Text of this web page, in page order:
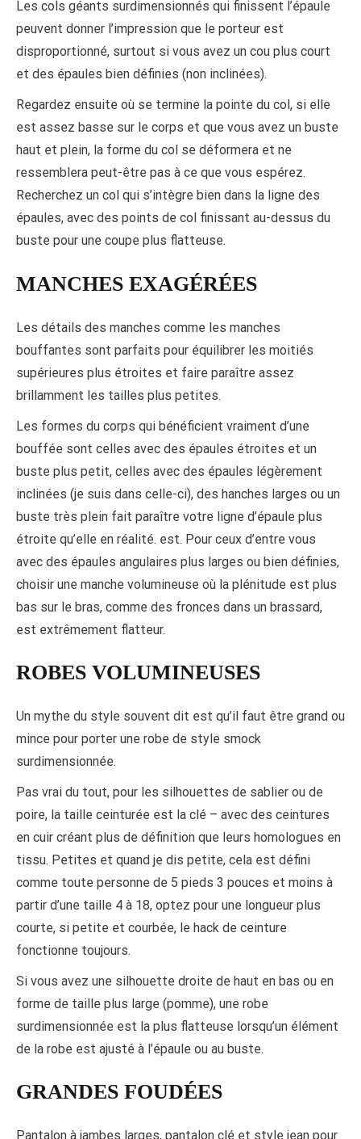
Les cols géants surdimensionnés qui finissent l’épaule
peuvent donner l’impression que le porteur est
disproportionné, surtout si vous avez un cou plus court
et des épaules bien définies (non inclinées).
Regardez ensuite où se termine la pointe du col, si elle
est assez basse sur le corps et que vous avez un buste
haut et plein, la forme du col se déformera et ne
ressemblera peut-être pas à ce que vous espérez.
Recherchez un col qui s’intègre bien dans la ligne des
épaules, avec des points de col finissant au-dessus du
buste pour une coupe plus flatteuse.
MANCHES EXAGÉRÉES
Les détails des manches comme les manches
bouffantes sont parfaits pour équilibrer les moitiés
supérieures plus étroites et faire paraître assez
brillamment les tailles plus petites.
Les formes du corps qui bénéficient vraiment d’une
bouffée sont celles avec des épaules étroites et un
buste plus petit, celles avec des épaules légèrement
inclinées (je suis dans celle-ci), des hanches larges ou un
buste très plein fait paraître votre ligne d’épaule plus
étroite qu’elle en réalité. est. Pour ceux d’entre vous
avec des épaules angulaires plus larges ou bien définies,
choisir une manche volumineuse où la plénitude est plus
bas sur le bras, comme des fronces dans un brassard,
est extrêmement flatteur.
ROBES VOLUMINEUSES
Un mythe du style souvent dit est qu’il faut être grand ou
mince pour porter une robe de style smock
surdimensionnée.
Pas vrai du tout, pour les silhouettes de sablier ou de
poire, la taille ceinturée est la clé – avec des ceintures
en cuir créant plus de définition que leurs homologues en
tissu. Petites et quand je dis petite, cela est défini
comme toute personne de 5 pieds 3 pouces et moins à
partir d’une taille 4 à 18, optez pour une longueur plus
courte, si petite et courbée, le hack de ceinture
fonctionne toujours.
Si vous avez une silhouette droite de haut en bas ou en
forme de taille plus large (pomme), une robe
surdimensionnée est la plus flatteuse lorsqu’un élément
de la robe est ajusté à l’épaule ou au buste.
GRANDES FOUDÉES
Pantalon à jambes larges, pantalon clé et style jean pour